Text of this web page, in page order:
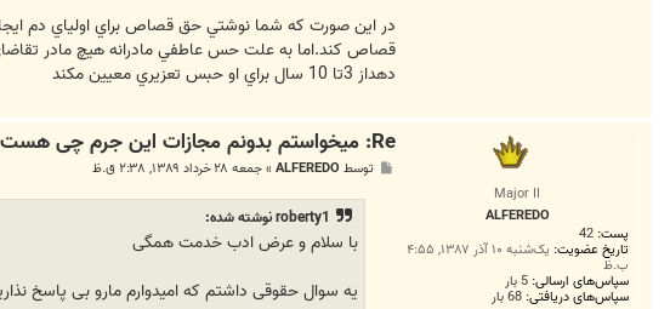
در اين صورت كه شما نوشتي حق قصاص براي اولياي دم
قصاص كند.اما به علت حس عاطفي مادرانه هيچ مادر
دهداز 3تا 10 سال براي او حبس تعزيري معيين مكند
Major II
ALFEREDO
پست: 42
تاریخ عضویت: یک‌شنبه ۱۰ آذر ۱۳۸۷, ۴:۵۵
ب.ظ
سپاس‌های ارسالی: 5 بار
سپاس‌های دریافتی: 68 بار
Re: میخواستم بدونم مجازات این جرم چی هست...!!
توسط ALFEREDO
»جمعه ۲۸ خرداد ۱۳۸۹, ۲:۳۸ ق.ظ
roberty1 نوشته شده:
با سلام و عرض ادب خدمت همگی
یه سوال حقوقی داشتم که امیدوارم مارو بی پاسخ